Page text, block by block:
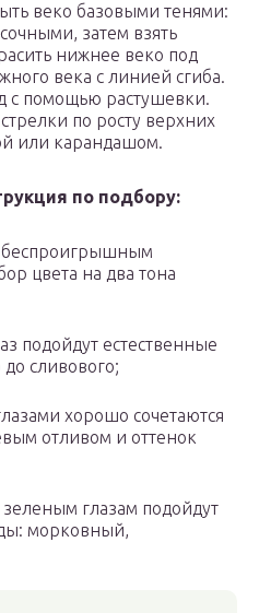
веко базовыми тенями:
затем взять
нижнее веко под
века с линией сгиба.
с помощью растушевки.
по росту верхних
или карандашом.
по подбору:
цвета на два тона
подойдут естественные
сливового;
хорошо сочетаются
отливом и оттенок
глазам подойдут
морковный,